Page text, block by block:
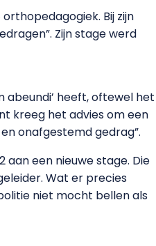
Bij zijn
Zijn stage werd
abeundi’ heeft, oftewel het
kreeg het advies om een
onafgestemd gedrag”.
aan een nieuwe stage. Die
Wat er precies
niet mocht bellen als